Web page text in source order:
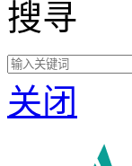
搜寻
关闭